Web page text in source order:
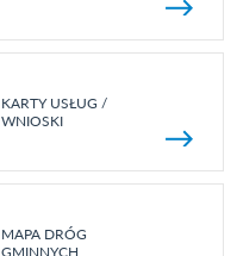
KARTY USŁUG /
WNIOSKI
MAPA DRÓG
GMINNYCH